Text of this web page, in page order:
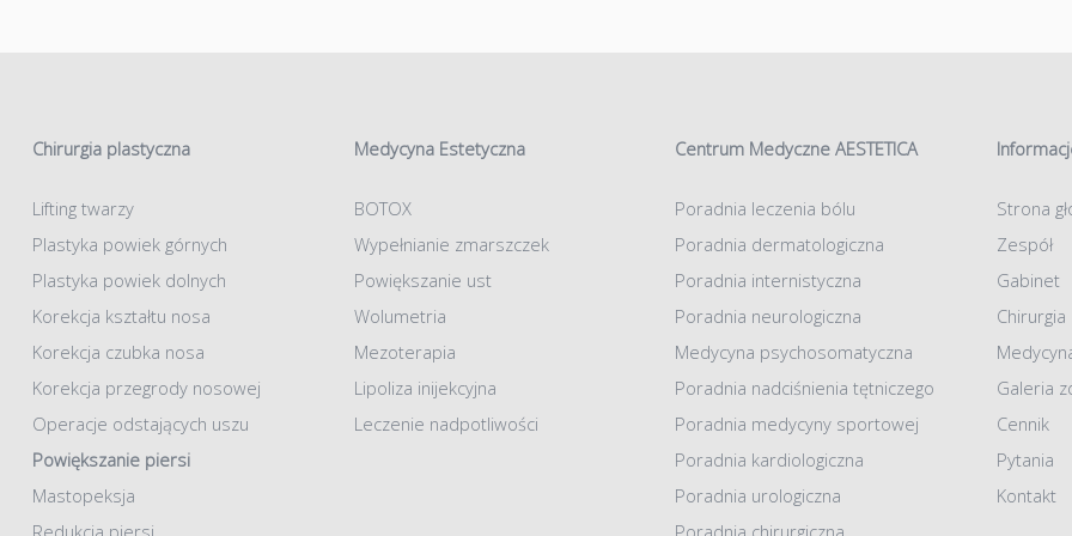
Chirurgia plastyczna
Lifting twarzy
Plastyka powiek górnych
Plastyka powiek dolnych
Korekcja kształtu nosa
Korekcja czubka nosa
Korekcja przegrody nosowej
Operacje odstających uszu
Powiększanie piersi
Mastopeksja
Medycyna Estetyczna
BOTOX
Wypełnianie zmarszczek
Powiększanie ust
Wolumetria
Mezoterapia
Lipoliza inijekcyjna
Leczenie nadpotliwości
Centrum Medyczne AESTETICA
Poradnia leczenia bólu
Poradnia dermatologiczna
Poradnia internistyczna
Poradnia neurologiczna
Medycyna psychosomatyczna
Poradnia nadciśnienia tętniczego
Poradnia medycyny sportowej
Poradnia kardiologiczna
Poradnia urologiczna
Strona
Zespół
Gabinet
Galeria
Cennik
Pytania
Kontakt